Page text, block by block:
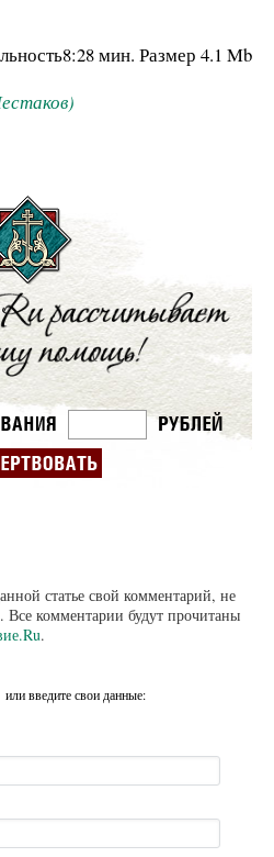
8:28 мин. Размер 4.1 Mb
статье свой комментарий, не
комментарии будут прочитаны
.
или введите свои данные: